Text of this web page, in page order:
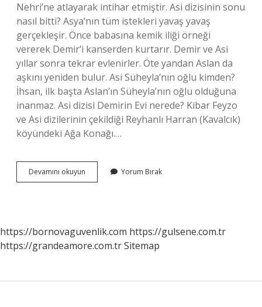
Nehri’ne atlayarak intihar etmiştir. Asi dizisinin sonu
nasıl bitti? Asya’nın tüm istekleri yavaş yavaş
gerçekleşir. Önce babasına kemik iliği örneği
vererek Demir’i kanserden kurtarır. Demir ve Asi
yıllar sonra tekrar evlenirler. Öte yandan Aslan da
aşkını yeniden bulur. Asi Süheyla’nın oğlu kimden?
İhsan, ilk başta Aslan’ın Süheyla’nın oğlu olduğuna
inanmaz. Asi dizisi Demirin Evi nerede? Kibar Feyzo
ve Asi dizilerinin çekildiği Reyhanlı Harran (Kavalcık)
köyündeki Ağa Konağı.…
Devamını okuyun
Ve
Yorum Bırak
https://bornovaguvenlik.com https://gulsene.com.tr
https://grandeamore.com.trSitemap